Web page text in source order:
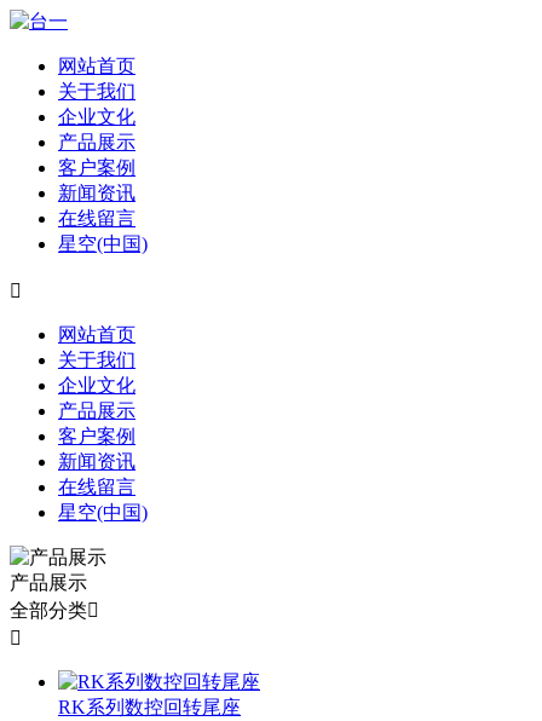
网站首页
关于我们
企业文化
产品展示
客户案例
新闻资讯
在线留言
星空(中国)

网站首页
关于我们
企业文化
产品展示
客户案例
新闻资讯
在线留言
星空(中国)
产品展示
全部分类

RK系列数控回转尾座